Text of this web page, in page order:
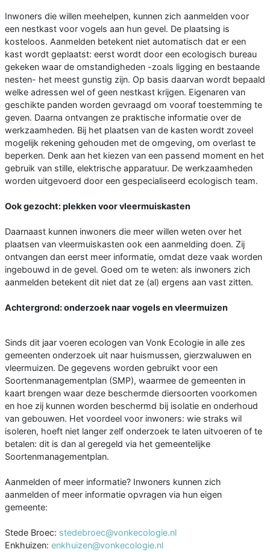
Inwoners die willen meehelpen, kunnen zich aanmelden voor
een nestkast voor vogels aan hun gevel. De plaatsing is
kosteloos. Aanmelden betekent niet automatisch dat er een
kast wordt geplaatst: eerst wordt door een ecologisch bureau
gekeken waar de omstandigheden -zoals ligging en bestaande
nesten- het meest gunstig zijn. Op basis daarvan wordt bepaald
welke adressen wel of geen nestkast krijgen. Eigenaren van
geschikte panden worden gevraagd om vooraf toestemming te
geven. Daarna ontvangen ze praktische informatie over de
werkzaamheden. Bij het plaatsen van de kasten wordt zoveel
mogelijk rekening gehouden met de omgeving, om overlast te
beperken. Denk aan het kiezen van een passend moment en het
gebruik van stille, elektrische apparatuur. De werkzaamheden
worden uitgevoerd door een gespecialiseerd ecologisch team.
Ook gezocht: plekken voor vleermuiskasten
Daarnaast kunnen inwoners die meer willen weten over het
plaatsen van vleermuiskasten ook een aanmelding doen. Zij
ontvangen dan eerst meer informatie, omdat deze vaak worden
ingebouwd in de gevel. Goed om te weten: als inwoners zich
aanmelden betekent dit niet dat ze (al) ergens aan vast zitten.
Achtergrond: onderzoek naar vogels en vleermuizen
Sinds dit jaar voeren ecologen van Vonk Ecologie in alle zes
gemeenten onderzoek uit naar huismussen, gierzwaluwen en
vleermuizen. De gegevens worden gebruikt voor een
Soortenmanagementplan (SMP), waarmee de gemeenten in
kaart brengen waar deze beschermde diersoorten voorkomen
en hoe zij kunnen worden beschermd bij isolatie en onderhoud
van gebouwen. Het voordeel voor inwoners: wie straks wil
isoleren, hoeft niet langer zelf onderzoek te laten uitvoeren of te
betalen: dit is dan al geregeld via het gemeentelijke
Soortenmanagementplan.
Aanmelden of meer informatie? Inwoners kunnen zich
aanmelden of meer informatie opvragen via hun eigen
gemeente:
Stede Broec: stedebroec@vonkecologie.nl
Enkhuizen: enkhuizen@vonkecologie.nl